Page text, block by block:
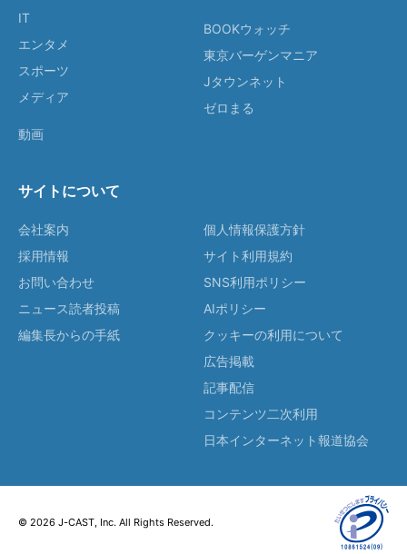
IT
エンタメ
スポーツ
メディア
動画
BOOKウォッチ
東京バーゲンマニア
Jタウンネット
ゼロまる
サイトについて
会社案内
採用情報
お問い合わせ
ニュース読者投稿
編集長からの手紙
個人情報保護方針
サイト利用規約
SNS利用ポリシー
AIポリシー
クッキーの利用について
広告掲載
記事配信
コンテンツ二次利用
日本インターネット報道協会
© 2026 J-CAST, Inc. All Rights Reserved.